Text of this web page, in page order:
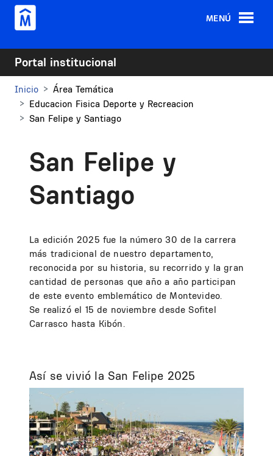
Pasar al contenido principal
MENÚ
Portal institucional
Inicio
Área Temática
Educacion Fisica Deporte y Recreacion
San Felipe y Santiago
San Felipe y
Santiago
La edición 2025 fue la número 30 de la carrera
más tradicional de nuestro departamento,
reconocida por su historia, su recorrido y la gran
cantidad de personas que año a año participan
de este evento emblemático de Montevideo.
Se realizó el 15 de noviembre desde Sofitel
Carrasco hasta Kibón.
Así se vivió la San Felipe 2025